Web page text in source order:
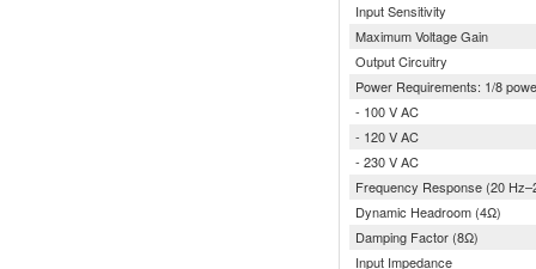
Input Sensitivity
Maximum Voltage Gain
Output Circuitry
Power Requirements: 1/8
- 100 V AC
- 120 V AC
- 230 V AC
Frequency Response (20
Dynamic Headroom (4Ω)
Damping Factor (8Ω)
Input Impedance